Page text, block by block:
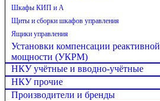
Шкафы КИП и А
Щиты и сборки шкафов управления
Ящики управления
Установки компенсации реактивной
мощности (УКРМ)
НКУ учётные и вводно-учётные
НКУ прочие
Производители и бренды